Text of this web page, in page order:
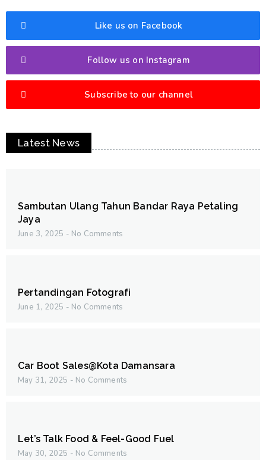
Like us on Facebook
Follow us on Instagram
Subscribe to our channel
Latest News
Sambutan Ulang Tahun Bandar Raya Petaling
Jaya
June 3, 2025 No Comments
Pertandingan Fotografi
June 1, 2025 No Comments
Car Boot Sales@Kota Damansara
May 31, 2025 No Comments
Let’s Talk Food & Feel-Good Fuel
May 30, 2025 No Comments